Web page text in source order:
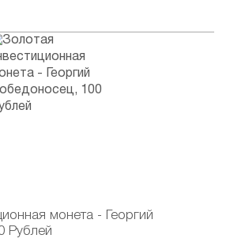
монета - Георгий
Рублей